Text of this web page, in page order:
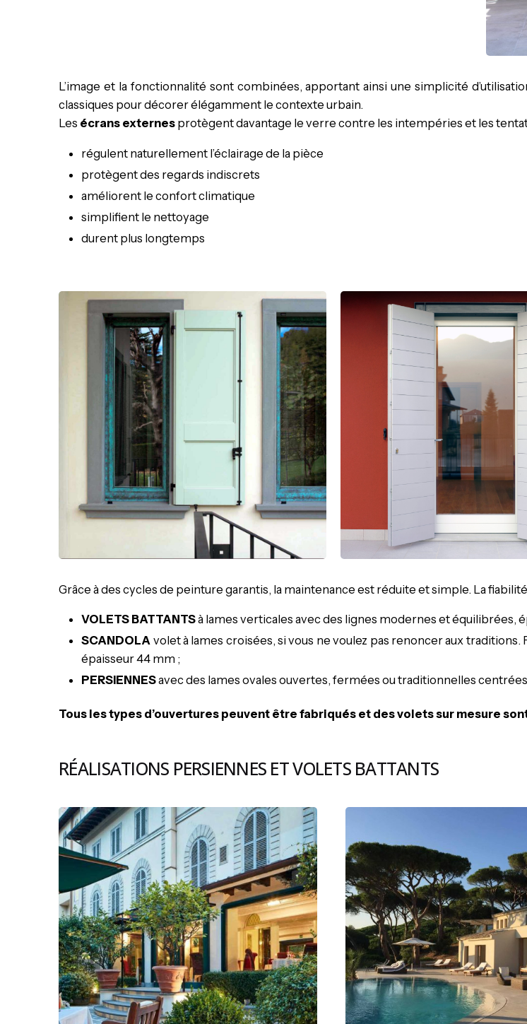
L’image et la fonctionnalité sont combinées, apportant ainsi une simplicité
classiques pour décorer élégamment le contexte urbain.
Les écrans externes protègent davantage le verre contre les intempéries et les
régulent naturellement l’éclairage de la pièce
protègent des regards indiscrets
améliorent le confort climatique
simplifient le nettoyage
durent plus longtemps
Grâce à des cycles de peinture garantis, la maintenance est réduite et simple. La
VOLETS BATTANTSà lames verticales avec des lignes modernes et équilibrées,
SCANDOLA volet à lames croisées, si vous ne voulez pas renoncer aux
épaisseur 44 mm ;
PERSIENNESavec des lames ovales ouvertes, fermées ou traditionnelles
Tous les types d’ouvertures peuvent être fabriqués et des volets sur mesure
RÉALISATIONS PERSIENNES ET VOLETS BATTANTS